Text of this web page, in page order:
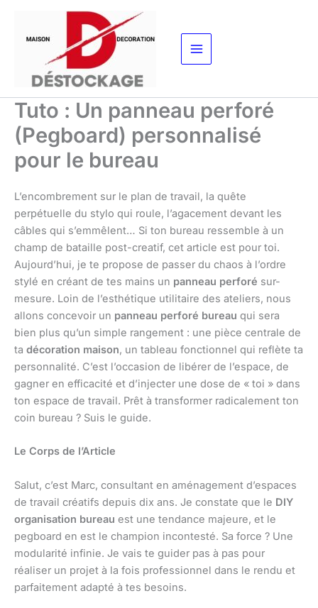
contenu
Tuto : Un panneau perforé
(Pegboard) personnalisé
pour le bureau
L’encombrement sur le plan de travail, la quête
perpétuelle du stylo qui roule, l’agacement devant les
câbles qui s’emmêlent… Si ton bureau ressemble à un
champ de bataille post-creatif, cet article est pour toi.
Aujourd’hui, je te propose de passer du chaos à l’ordre
stylé en créant de tes mains un panneau perforé sur-
mesure. Loin de l’esthétique utilitaire des ateliers, nous
allons concevoir un panneau perforé bureau qui sera
bien plus qu’un simple rangement : une pièce centrale de
ta décoration maison, un tableau fonctionnel qui reflète ta
personnalité. C’est l’occasion de libérer de l’espace, de
gagner en efficacité et d’injecter une dose de « toi » dans
ton espace de travail. Prêt à transformer radicalement ton
coin bureau ? Suis le guide.
Le Corps de l’Article
Salut, c’est Marc, consultant en aménagement d’espaces
de travail créatifs depuis dix ans. Je constate que le DIY
organisation bureau est une tendance majeure, et le
pegboard en est le champion incontesté. Sa force ? Une
modularité infinie. Je vais te guider pas à pas pour
réaliser un projet à la fois professionnel dans le rendu et
parfaitement adapté à tes besoins.